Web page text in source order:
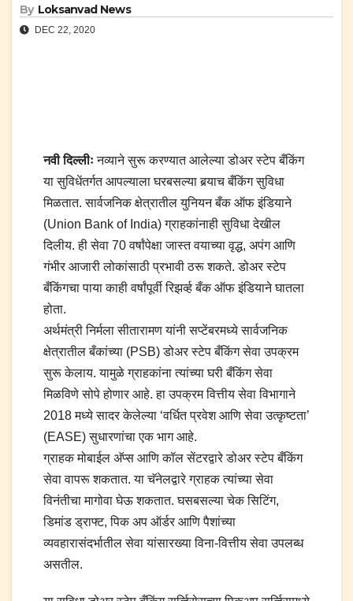
By Loksanvad News
DEC 22, 2020
नवी दिल्लीःनव्याने सुरू करण्यात आलेल्या डोअर स्टेप बँकिंग
या सुविधेंतर्गत आपल्याला घरबसल्या बर्‍याच बँकिंग सुविधा
मिळतात. सार्वजनिक क्षेत्रातील युनियन बँक ऑफ इंडियाने
(Union Bank of India) ग्राहकांनाही सुविधा देखील
दिलीय. ही सेवा 70 वर्षांपेक्षा जास्त वयाच्या वृद्ध, अपंग आणि
गंभीर आजारी लोकांसाठी प्रभावी ठरू शकते. डोअर स्टेप
बँकिंगचा पाया काही वर्षांपूर्वी रिझर्व्ह बँक ऑफ इंडियाने घातला
होता.
अर्थमंत्री निर्मला सीतारामण यांनी सप्टेंबरमध्ये सार्वजनिक
क्षेत्रातील बँकांच्या (PSB) डोअर स्टेप बँकिंग सेवा उपक्रम
सुरू केलाय. यामुळे ग्राहकांना त्यांच्या घरी बँकिंग सेवा
मिळविणे सोपे होणार आहे. हा उपक्रम वित्तीय सेवा विभागाने
2018 मध्ये सादर केलेल्या ‘वर्धित प्रवेश आणि सेवा उत्कृष्टता’
(EASE) सुधारणांचा एक भाग आहे.
ग्राहक मोबाईल अ‍ॅप्स आणि कॉल सेंटरद्वारे डोअर स्टेप बँकिंग
सेवा वापरू शकतात. या चॅनेलद्वारे ग्राहक त्यांच्या सेवा
विनंतीचा मागोवा घेऊ शकतात. घसबसल्या चेक सिटिंग,
डिमांड ड्राफ्ट, पिक अप ऑर्डर आणि पैशांच्या
व्यवहारासंदर्भातील सेवा यांसारख्या विना-वित्तीय सेवा उपलब्ध
असतील.